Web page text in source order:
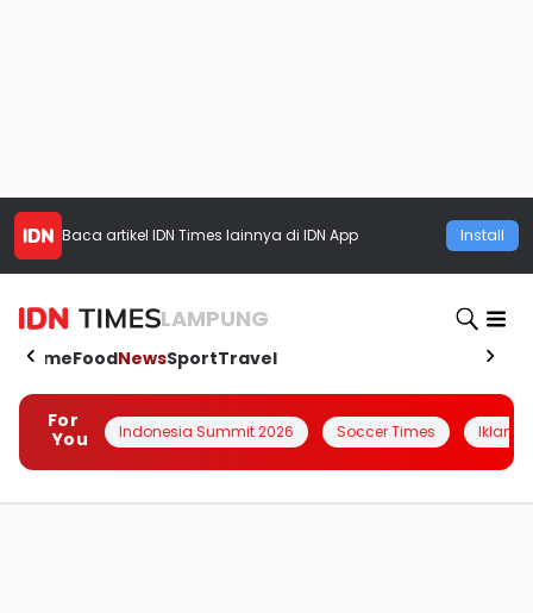
Baca artikel IDN Times lainnya di IDN App Install
LAMPUNG
HomeFoodNewsSportTravel
For
You
Indonesia Summit 2026 Soccer Times Iklanin